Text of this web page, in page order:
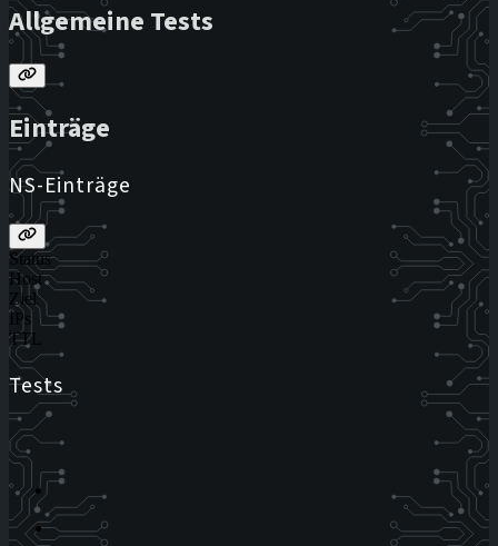
Allgemeine Tests
Einträge
NS-Einträge
Status
Host
Ziel
IPs
TTL
Tests